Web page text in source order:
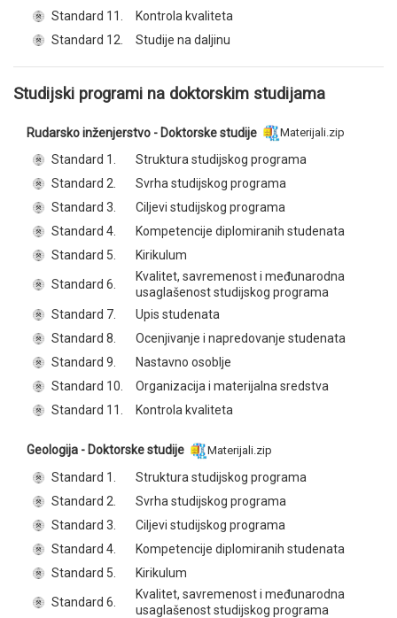
Standard 11.
Kontrola kvaliteta
Standard 12.
Studije na daljinu
Studijski programi na doktorskim studijama
Rudarsko inženjerstvo - Doktorske studije Materijali.zip
Standard 1.
Struktura studijskog programa
Standard 2.
Svrha studijskog programa
Standard 3.
Ciljevi studijskog programa
Standard 4.
Kompetencije diplomiranih studenata
Standard 5.
Kirikulum
Standard 6.
Kvalitet, savremenost i međunarodna
usaglašenost studijskog programa
Standard 7.
Upis studenata
Standard 8.
Ocenjivanje i napredovanje studenata
Standard 9.
Nastavno osoblje
Standard 10.
Organizacija i materijalna sredstva
Standard 11.
Kontrola kvaliteta
Geologija - Doktorske studije Materijali.zip
Standard 1.
Struktura studijskog programa
Standard 2.
Svrha studijskog programa
Standard 3.
Ciljevi studijskog programa
Standard 4.
Kompetencije diplomiranih studenata
Standard 5.
Kirikulum
Standard 6.
Kvalitet, savremenost i međunarodna
usaglašenost studijskog programa